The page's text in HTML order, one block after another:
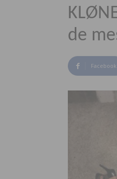
de
Facebook